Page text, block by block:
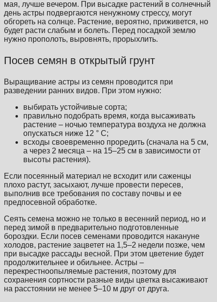
мая, лучше вечером. При высадке растений в солнечный
день астры подвергаются ненужному стрессу, могут
обгореть на солнце. Растение, вероятно, приживется, но
будет расти слабым и болеть. Перед посадкой землю
нужно прополоть, выровнять, прорыхлить.
Посев семян в открытый грунт
Выращивание астры из семян проводится при
разведении ранних видов. При этом нужно:
выбирать устойчивые сорта;
правильно подобрать время, когда высаживать
растение – ночью температура воздуха не должна
опускаться ниже 12 ° С;
всходы своевременно проредить (сначала на 5 см,
а через 2 месяца – на 15–25 см в зависимости от
высоты растения).
Если посеянный материал не всходит или саженцы
плохо растут, засыхают, лучше провести пересев,
выполнив все требования по составу почвы и ее
предпосевной обработке.
Сеять семена можно не только в весенний период, но и
перед зимой в предварительно подготовленные
бороздки. Если посев семенами проводится накануне
холодов, растение зацветет на 1,5–2 недели позже, чем
при высадке рассады весной. При этом цветение будет
продолжительнее и обильнее. Астры –
перекрестноопыляемые растения, поэтому для
сохранения сортности разные виды цветка высаживают
на расстоянии не менее 5–10 м друг от друга.